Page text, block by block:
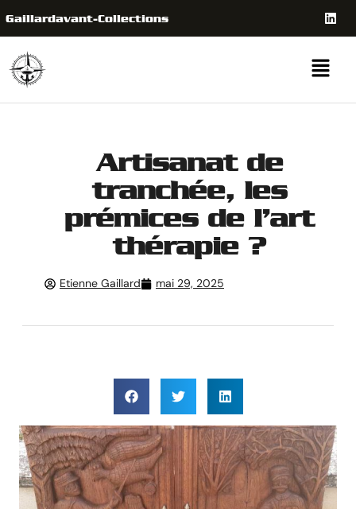
Gaillardavant-Collections
Artisanat de
tranchée, les
prémices de l’art
thérapie ?
Etienne Gaillard mai 29, 2025